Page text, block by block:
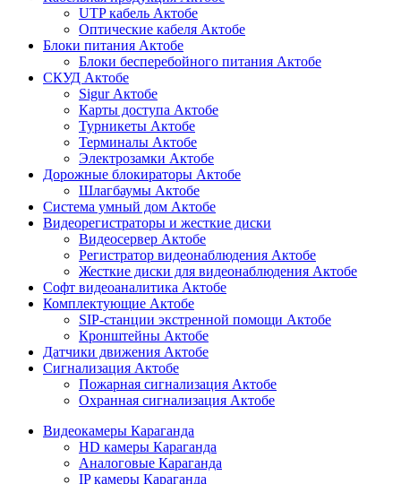
UTP кабель Актобе
Оптические кабеля Актобе
Блоки питания Актобе
Блоки бесперебойного питания Актобе
СКУД Актобе
Sigur Актобе
Карты доступа Актобе
Турникеты Актобе
Терминалы Актобе
Электрозамки Актобе
Дорожные блокираторы Актобе
Шлагбаумы Актобе
Система умный дом Актобе
Видеорегистраторы и жесткие диски
Видеосервер Актобе
Регистратор видеонаблюдения Актобе
Жесткие диски для видеонаблюдения Актобе
Софт видеоаналитика Актобе
Комплектующие Актобе
SIP-станции экстренной помощи Актобе
Кронштейны Актобе
Датчики движения Актобе
Сигнализация Актобе
Пожарная сигнализация Актобе
Охранная сигнализация Актобе
Видеокамеры Караганда
HD камеры Караганда
Аналоговые Караганда
IP камеры Караганда